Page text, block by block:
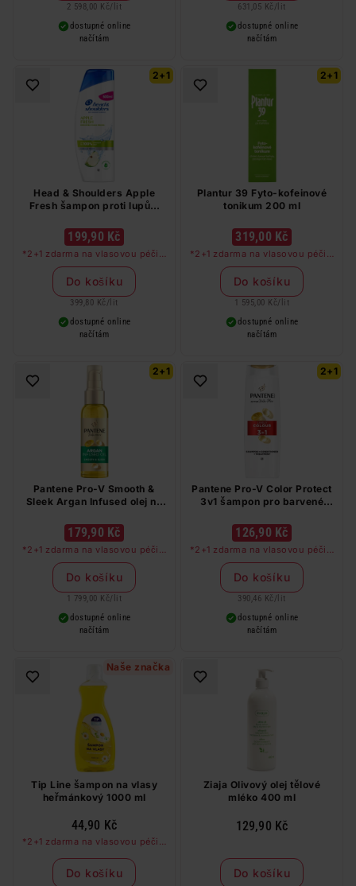
2 598,00 Kč/ lit
dostupné online
načítám
631,05 Kč / lit
dostupné online
načítám
2+1
Head & Shoulders Apple
Fresh šampon proti lupům
199,90 Kč
*2+1 zdarma na vlasovou péči v
libovolné kombinaci, nejlevnější
produkt zdarma. Neplatí na
barvy na vlasy a cestovní balení.
Do košíku
399,80 Kč / lit
dostupné online
načítám
2+1
Plantur 39 Fyto-kofeinové
tonikum 200 ml
319,00 Kč
*2+1 zdarma na vlasovou péči v
libovolné kombinaci, nejlevnější
produkt zdarma. Neplatí na
barvy na vlasy a cestovní balení.
Do košíku
1 595,00 Kč/ lit
dostupné online
načítám
2+1
Pantene Pro-V Smooth &
Sleek Argan Infused olej na
179,90 Kč
*2+1 zdarma na vlasovou péči v
libovolné kombinaci, nejlevnější
produkt zdarma. Neplatí na
barvy na vlasy a cestovní balení.
Do košíku
1 799,00 Kč/ lit
dostupné online
načítám
2+1
Pantene Pro-V Color Protect
3v1 šampon pro barvené
126,90 Kč
*2+1 zdarma na vlasovou péči v
libovolné kombinaci, nejlevnější
produkt zdarma. Neplatí na
barvy na vlasy a cestovní balení.
Do košíku
390,46 Kč / lit
dostupné online
načítám
Naše značka
Tip Line šampon na vlasy
heřmánkový 1000 ml
44,90 Kč
*2+1 zdarma na vlasovou péči v
produkt zdarma. Neplatí na
barvy na vlasy a cestovní balení.
Do košíku
Ziaja Olivový olej tělové
mléko 400 ml
129,90 Kč
Do košíku